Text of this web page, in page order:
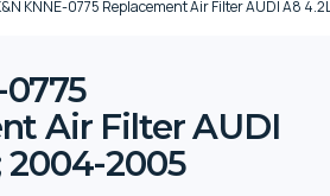
KNNE-0775 Replacement Air Filter AUDI A8
0775
Air Filter AUDI
2004-2005